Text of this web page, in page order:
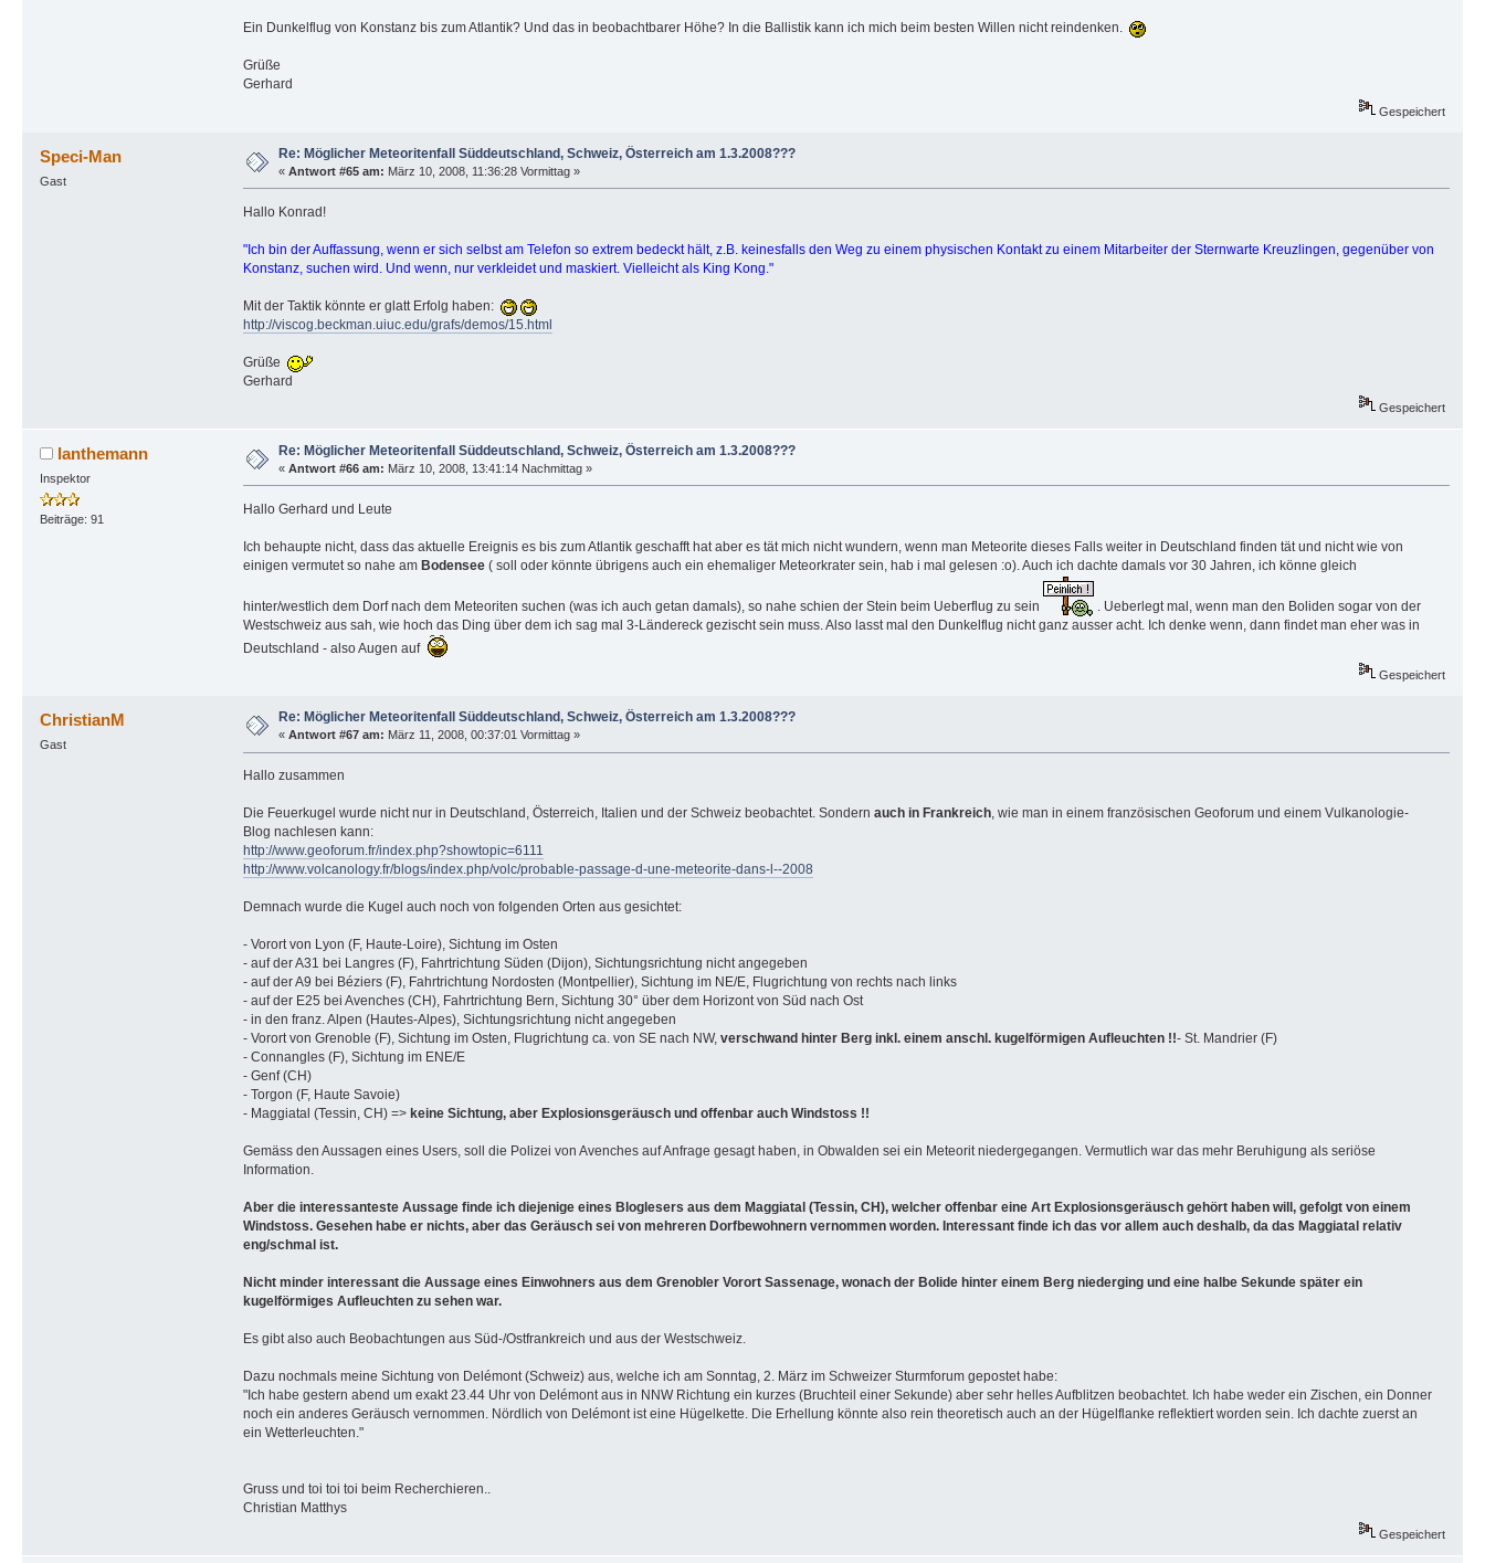
Ein Dunkelflug von Konstanz bis zum Atlantik? Und das in beobachtbarer Höhe? In die Ballistik kann ich mich beim besten Willen nicht reindenken.
Grüße
Gerhard
Gespeichert
Speci-Man
Gast
Re: Möglicher Meteoritenfall Süddeutschland, Schweiz, Österreich am 1.3.2008???
« Antwort #65 am: März 10, 2008, 11:36:28 Vormittag »
Hallo Konrad!
"Ich bin der Auffassung, wenn er sich selbst am Telefon so extrem bedeckt hält, z.B. keinesfalls den Weg zu einem physischen Kontakt zu einem Mitarbeiter der Sternwarte Kreuzlingen, gegenüber von
Konstanz, suchen wird. Und wenn, nur verkleidet und maskiert. Vielleicht als King Kong."
Mit der Taktik könnte er glatt Erfolg haben:
http://viscog.beckman.uiuc.edu/grafs/demos/15.html
Grüße
Gerhard
Gespeichert
lanthemann
Inspektor
Beiträge: 91
Re: Möglicher Meteoritenfall Süddeutschland, Schweiz, Österreich am 1.3.2008???
« Antwort #66 am: März 10, 2008, 13:41:14 Nachmittag »
Hallo Gerhard und Leute
Ich behaupte nicht, dass das aktuelle Ereignis es bis zum Atlantik geschafft hat aber es tät mich nicht wundern, wenn man Meteorite dieses Falls weiter in Deutschland finden tät und nicht wie von
einigen vermutet so nahe am Bodensee( soll oder könnte übrigens auch ein ehemaliger Meteorkrater sein, hab i mal gelesen :o). Auch ich dachte damals vor 30 Jahren, ich könne gleich
hinter/westlich dem Dorf nach dem Meteoriten suchen (was ich auch getan damals), so nahe schien der Stein beim Ueberflug zu sein
. Ueberlegt mal, wenn man den Boliden sogar von der
Westschweiz aus sah, wie hoch das Ding über dem ich sag mal 3-Ländereck gezischt sein muss. Also lasst mal den Dunkelflug nicht ganz ausser acht. Ich denke wenn, dann findet man eher was in
Deutschland - also Augen auf
Gespeichert
ChristianM
Gast
Re: Möglicher Meteoritenfall Süddeutschland, Schweiz, Österreich am 1.3.2008???
« Antwort #67 am: März 11, 2008, 00:37:01 Vormittag »
Hallo zusammen
Die Feuerkugel wurde nicht nur in Deutschland, Österreich, Italien und der Schweiz beobachtet. Sondern auch in Frankreich, wie man in einem französischen Geoforum und einem Vulkanologie-
Blog nachlesen kann:
http://www.geoforum.fr/index.php?showtopic=6111
http://www.volcanology.fr/blogs/index.php/volc/probable-passage-d-une-meteorite-dans-l--2008
Demnach wurde die Kugel auch noch von folgenden Orten aus gesichtet:
- Vorort von Lyon (F, Haute-Loire), Sichtung im Osten
- auf der A31 bei Langres (F), Fahrtrichtung Süden (Dijon), Sichtungsrichtung nicht angegeben
- auf der A9 bei Béziers (F), Fahrtrichtung Nordosten (Montpellier), Sichtung im NE/E, Flugrichtung von rechts nach links
- auf der E25 bei Avenches (CH), Fahrtrichtung Bern, Sichtung 30° über dem Horizont von Süd nach Ost
- in den franz. Alpen (Hautes-Alpes), Sichtungsrichtung nicht angegeben
- Vorort von Grenoble (F), Sichtung im Osten, Flugrichtung ca. von SE nach NW, verschwand hinter Berg inkl. einem anschl. kugelförmigen Aufleuchten !!- St. Mandrier (F)
- Connangles (F), Sichtung im ENE/E
- Genf (CH)
- Torgon (F, Haute Savoie)
- Maggiatal (Tessin, CH) => keine Sichtung, aber Explosionsgeräusch und offenbar auch Windstoss !!
Gemäss den Aussagen eines Users, soll die Polizei von Avenches auf Anfrage gesagt haben, in Obwalden sei ein Meteorit niedergegangen. Vermutlich war das mehr Beruhigung als seriöse
Information.
Aber die interessanteste Aussage finde ich diejenige eines Bloglesers aus dem Maggiatal (Tessin, CH), welcher offenbar eine Art Explosionsgeräusch gehört haben will, gefolgt von einem
Windstoss. Gesehen habe er nichts, aber das Geräusch sei von mehreren Dorfbewohnern vernommen worden. Interessant finde ich das vor allem auch deshalb, da das Maggiatal relativ
eng/schmal ist.
Nicht minder interessant die Aussage eines Einwohners aus dem Grenobler Vorort Sassenage, wonach der Bolide hinter einem Berg niederging und eine halbe Sekunde später ein
kugelförmiges Aufleuchten zu sehen war.
Es gibt also auch Beobachtungen aus Süd-/Ostfrankreich und aus der Westschweiz.
Dazu nochmals meine Sichtung von Delémont (Schweiz) aus, welche ich am Sonntag, 2. März im Schweizer Sturmforum gepostet habe:
"Ich habe gestern abend um exakt 23.44 Uhr von Delémont aus in NNW Richtung ein kurzes (Bruchteil einer Sekunde) aber sehr helles Aufblitzen beobachtet. Ich habe weder ein Zischen, ein Donner
noch ein anderes Geräusch vernommen. Nördlich von Delémont ist eine Hügelkette. Die Erhellung könnte also rein theoretisch auch an der Hügelflanke reflektiert worden sein. Ich dachte zuerst an
ein Wetterleuchten."
Gruss und toi toi toi beim Recherchieren..
Christian Matthys
Gespeichert